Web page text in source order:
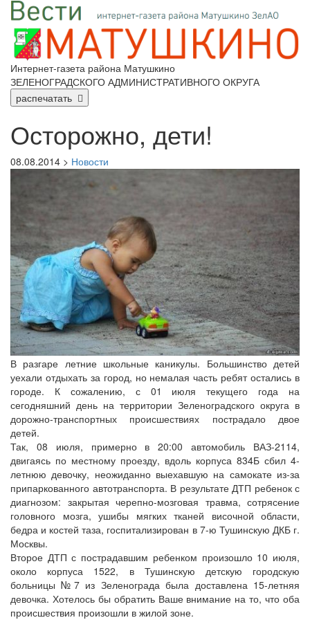
Интернет-газета района Матушкино
ЗЕЛЕНОГРАДСКОГО АДМИНИСТРАТИВНОГО ОКРУГА
распечатать
Осторожно, дети!
08.08.2014 > Новости
В разгаре летние школьные каникулы. Большинство детей
уехали отдыхать за город, но немалая часть ребят остались в
городе. К сожалению, с 01 июля текущего года на
сегодняшний день на территории Зеленоградского округа в
дорожно-транспортных происшествиях пострадало двое
детей.
Так, 08 июля, примерно в 20:00 автомобиль ВАЗ-2114,
двигаясь по местному проезду, вдоль корпуса 834Б сбил 4-
летнюю девочку, неожиданно выехавшую на самокате из-за
припаркованного автотранспорта. В результате ДТП ребенок с
диагнозом: закрытая черепно-мозговая травма, сотрясение
головного мозга, ушибы мягких тканей височной области,
бедра и костей таза, госпитализирован в 7-ю Тушинскую ДКБ г.
Москвы.
Второе ДТП с пострадавшим ребенком произошло 10 июля,
около корпуса 1522, в Тушинскую детскую городскую
больницы №7 из Зеленограда была доставлена 15-летняя
девочка. Хотелось бы обратить Ваше внимание на то, что оба
происшествия произошли в жилой зоне.